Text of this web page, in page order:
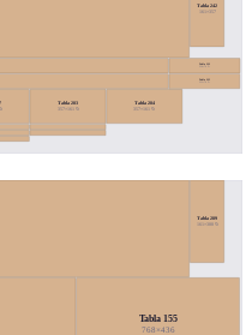
Tabla 242
161×357
↻
Tabla 283
357×161 ↻
Tabla 284
357×161 ↻
Tabla 233
334×70 ↻
Tabla 235
333×70 ↻
Tabla 155
768×436
Tabla 289
161×388 ↻